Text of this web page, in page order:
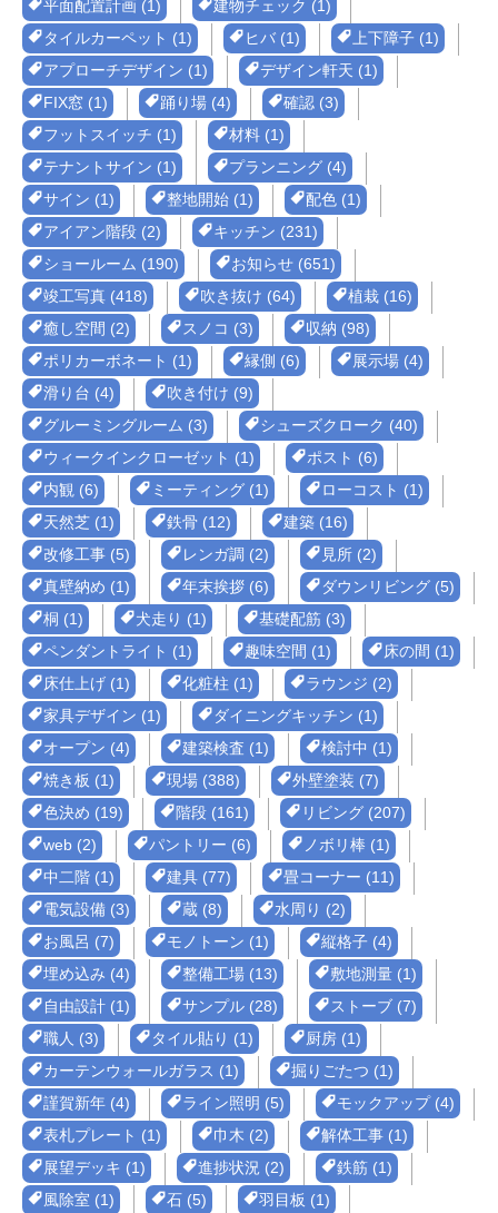
平面配置計画 (1)
建物チェック (1)
タイルカーペット (1)
ヒバ (1)
上下障子 (1)
アプローチデザイン (1)
デザイン軒天 (1)
FIX窓 (1)
踊り場 (4)
確認 (3)
フットスイッチ (1)
材料 (1)
テナントサイン (1)
プランニング (4)
サイン (1)
整地開始 (1)
配色 (1)
アイアン階段 (2)
キッチン (231)
ショールーム (190)
お知らせ (651)
竣工写真 (418)
吹き抜け (64)
植栽 (16)
癒し空間 (2)
スノコ (3)
収納 (98)
ポリカーボネート (1)
縁側 (6)
展示場 (4)
滑り台 (4)
吹き付け (9)
グルーミングルーム (3)
シューズクローク (40)
ウィークインクローゼット (1)
ポスト (6)
内観 (6)
ミーティング (1)
ローコスト (1)
天然芝 (1)
鉄骨 (12)
建築 (16)
改修工事 (5)
レンガ調 (2)
見所 (2)
真壁納め (1)
年末挨拶 (6)
ダウンリビング (5)
桐 (1)
犬走り (1)
基礎配筋 (3)
ペンダントライト (1)
趣味空間 (1)
床の間 (1)
床仕上げ (1)
化粧柱 (1)
ラウンジ (2)
家具デザイン (1)
ダイニングキッチン (1)
オープン (4)
建築検査 (1)
検討中 (1)
焼き板 (1)
現場 (388)
外壁塗装 (7)
色決め (19)
階段 (161)
リビング (207)
web (2)
パントリー (6)
ノボリ棒 (1)
中二階 (1)
建具 (77)
畳コーナー (11)
電気設備 (3)
蔵 (8)
水周り (2)
お風呂 (7)
モノトーン (1)
縦格子 (4)
埋め込み (4)
整備工場 (13)
敷地測量 (1)
自由設計 (1)
サンプル (28)
ストーブ (7)
職人 (3)
タイル貼り (1)
厨房 (1)
カーテンウォールガラス (1)
掘りごたつ (1)
謹賀新年 (4)
ライン照明 (5)
モックアップ (4)
表札プレート (1)
巾木 (2)
解体工事 (1)
展望デッキ (1)
進捗状況 (2)
鉄筋 (1)
風除室 (1)
石 (5)
羽目板 (1)